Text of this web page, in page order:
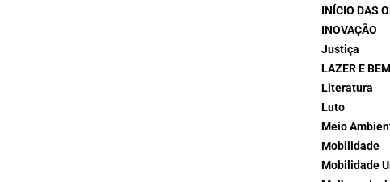
INÍCIO DAS
INOVAÇÃO
Justiça
LAZER E
Literatura
Luto
Meio
Mobilidade
Mobilidade